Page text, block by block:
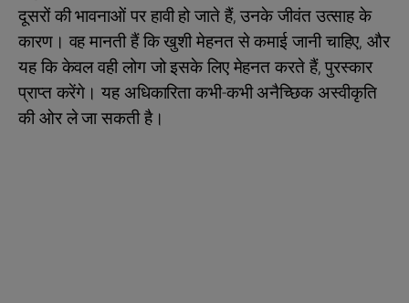
दूसरों की भावनाओं पर हावी हो जाते हैं, उनके जीवंत उत्साह के
कारण। वह मानती हैं कि खुशी मेहनत से कमाई जानी चाहिए, और
यह कि केवल वही लोग जो इसके लिए मेहनत करते हैं, पुरस्कार
प्राप्त करेंगे। यह अधिकारिता कभी-कभी अनैच्छिक अस्वीकृति
की ओर ले जा सकती है।